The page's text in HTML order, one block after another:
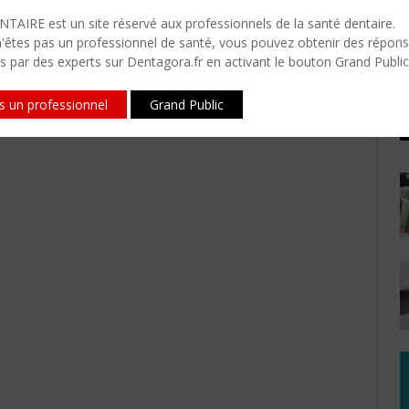
est un site réservé aux professionnels de la santé dentaire.
pas un professionnel de santé, vous pouvez obtenir des
par des experts sur Dentagora.fr en activant le bouton Grand
un professionnel Grand Public